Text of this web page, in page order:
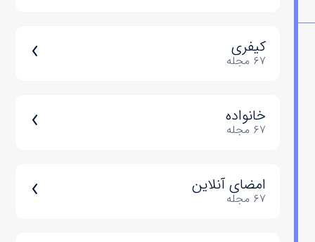
کیفری
۶۷ مجله
خانواده
۶۷ مجله
امضای آنلاین
۶۷ مجله